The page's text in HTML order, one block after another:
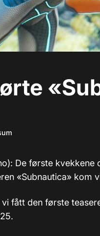
De første kvekkene
«Subnautica» kom
vi fått den første